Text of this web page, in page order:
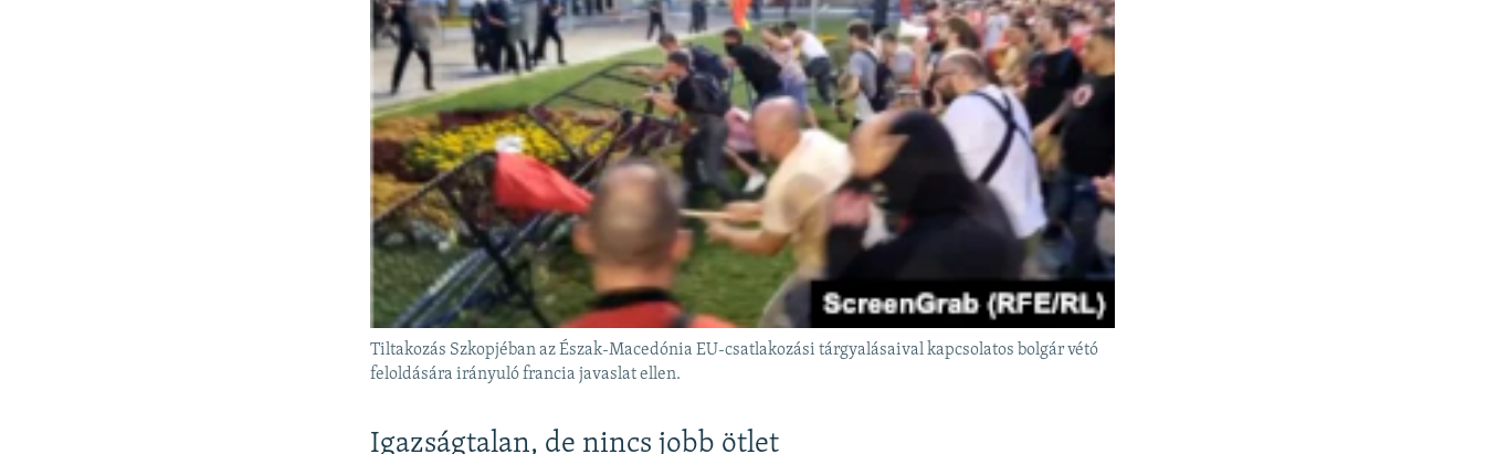
Tiltakozás Szkopjéban az Észak-Macedónia EU-csatlakozási tárgyalásaival kapcsolatos bolgár vétó
feloldására irányuló francia javaslat ellen.
Igazságtalan, de nincs jobb ötlet